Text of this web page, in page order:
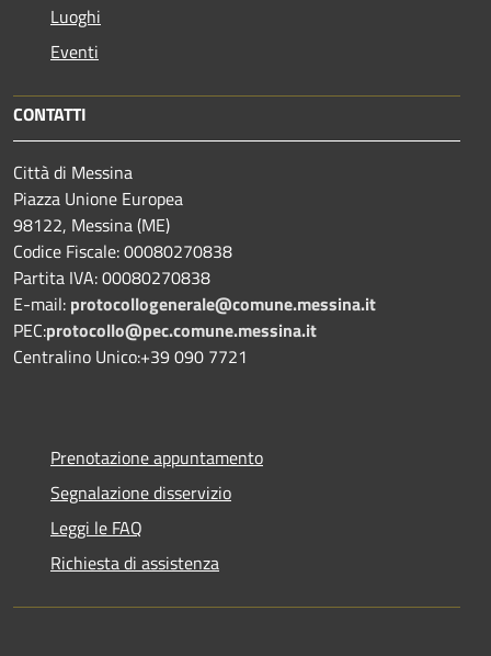
Luoghi
Eventi
CONTATTI
Città di Messina
Piazza Unione Europea
98122, Messina (ME)
Codice Fiscale: 00080270838
Partita IVA: 00080270838
E-mail: protocollogenerale@comune.messina.it
PEC:protocollo@pec.comune.messina.it
Centralino Unico:+39 090 7721
Prenotazione appuntamento
Segnalazione disservizio
Leggi le FAQ
Richiesta di assistenza